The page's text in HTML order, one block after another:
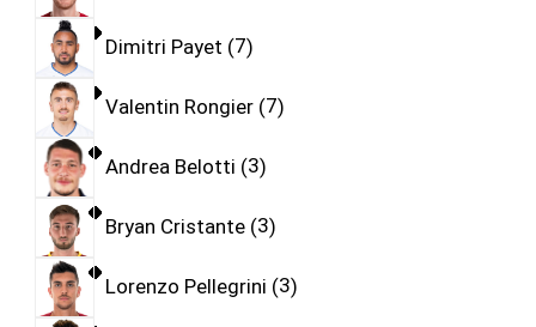
Dimitri Payet 7
Valentin Rongier 7
Andrea Belotti 3
Bryan Cristante 3
Lorenzo Pellegrini 3